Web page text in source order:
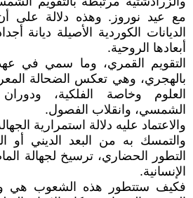
مع عيد نوروز. وهذه دلالة على
الديانات الكوردية الأصيلة ديانة
أبعادها الروحية.
التقويم القمري، وما سمي في
بالهجري، وهي تعكس الضحالة
العلوم وخاصة الفلكية،
الشمسي، وانقلاب الفصول.
والاعتماد عليه دلالة استمرارية
والتمسك به من البعد الديني أو
التطور الحضاري، ترسيخ لجهالة
الإنسانية.
فكيف ستتطور هذه الشعوب هي